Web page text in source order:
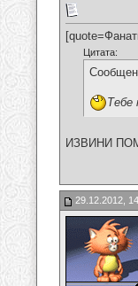
Цитата:
Тебе
ИЗВИНИ
29.12.2012,